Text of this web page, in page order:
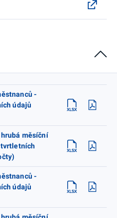
-
údajů
měsíční
-
údajů